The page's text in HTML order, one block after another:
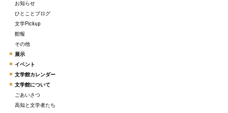
お知らせ
ひとことブログ
文学Pickup
館報
その他
展示
イベント
文学館カレンダー
文学館について
ごあいさつ
高知と文学者たち